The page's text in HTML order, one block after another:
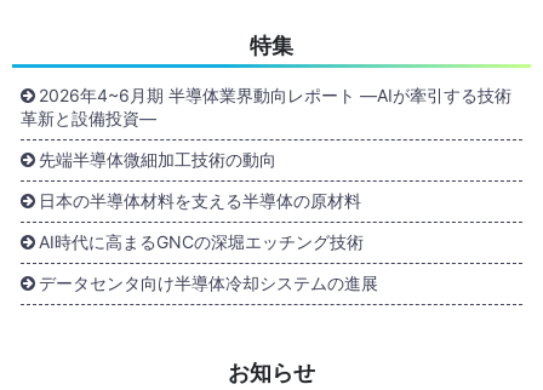
特集
2026年4~6月期 半導体業界動向レポート ―AIが牽引する技術
革新と設備投資―
先端半導体微細加工技術の動向
日本の半導体材料を支える半導体の原材料
AI時代に高まるGNCの深堀エッチング技術
データセンタ向け半導体冷却システムの進展
お知らせ